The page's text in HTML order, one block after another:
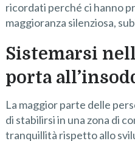
ricordati perché ci hanno
maggioranza silenziosa,
Sistemarsi
porta
La maggior parte delle
di stabilirsi in una zona di
tranquillità rispetto allo